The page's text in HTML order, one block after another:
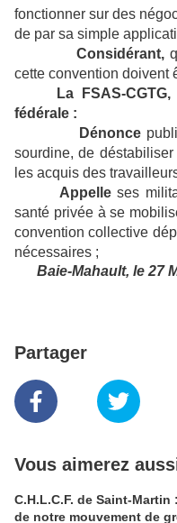
fonctionner sur des
de par sa simple
Considérant,
cette convention doivent
La FSAS-
fédérale :
Dénonce
sourdine, de
les acquis des
Appelle ses
santé privée à se
convention collective
nécessaires ;
Baie-Mahault, le 27
Partager
Vous aimerez
C.H.L.C.F. de Saint-Martin
de notre mouvement de